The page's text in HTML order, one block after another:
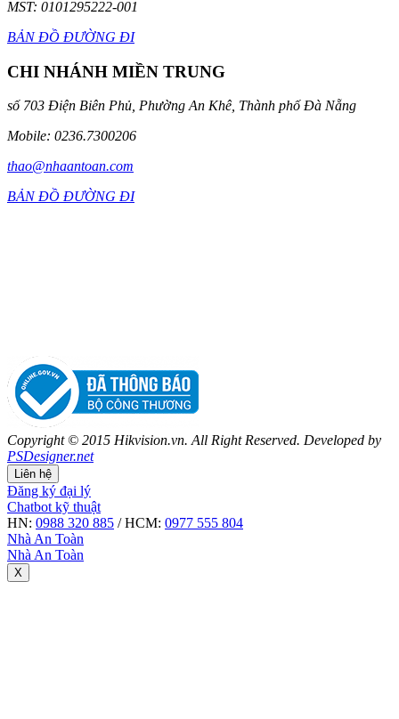
MST: 0101295222-001
BẢN ĐỒ ĐƯỜNG ĐI
CHI NHÁNH MIỀN TRUNG
số 703 Điện Biên Phủ, Phường An Khê, Thành phố Đà Nẵng
Mobile: 0236.7300206
thao@nhaantoan.com
BẢN ĐỒ ĐƯỜNG ĐI
Copyright © 2015 Hikvision.vn. All Right Reserved. Developed by
PSDesigner.net
Liên hệ
Đăng ký đại lý
Chatbot kỹ thuật
HN: 0988 320 885 / HCM: 0977 555 804
Nhà An Toàn
Nhà An Toàn
X